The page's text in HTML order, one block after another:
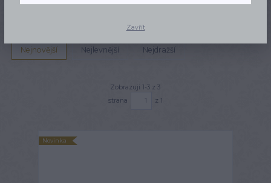
Upřesnit parametry
Nejnovější Nejlevnější Nejdražší
Zobrazuji 1-3 z 3
strana
z 1
Novinka
Zavřít